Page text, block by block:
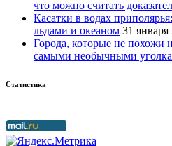
что можно считать
Касатки в водах
льдами и океаном 31 января
Города, которые не похожи
самыми необычными
Статистика